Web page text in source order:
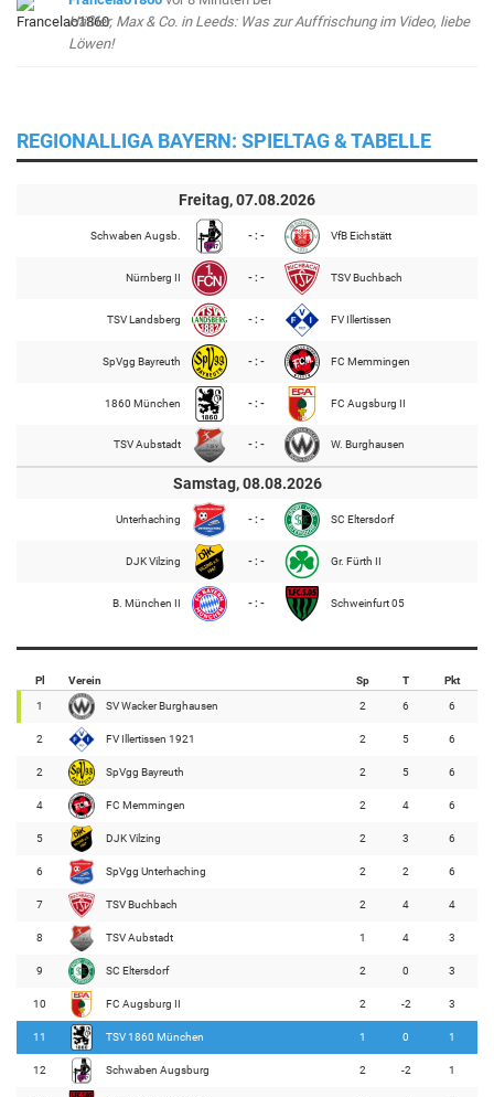
Häßler, Max & Co. in Leeds: Was zur Auffrischung im Video, liebe
Löwen!
REGIONALLIGA BAYERN: SPIELTAG & TABELLE
Freitag, 07.08.2026
Schwaben Augsb. - : - VfB Eichstätt
Nürnberg II - : - TSV Buchbach
TSV Landsberg - : - FV Illertissen
SpVgg Bayreuth - : - FC Memmingen
1860 München - : - FC Augsburg II
TSV Aubstadt - : - W. Burghausen
Samstag, 08.08.2026
Unterhaching - : - SC Eltersdorf
DJK Vilzing - : - Gr. Fürth II
B. München II - : - Schweinfurt 05
Pl Verein Sp T Pkt
1 SV Wacker Burghausen 2 6 6
2 FV Illertissen 1921 2 5 6
2 SpVgg Bayreuth 2 5 6
4 FC Memmingen 2 4 6
5 DJK Vilzing 2 3 6
6 SpVgg Unterhaching 2 2 6
7 TSV Buchbach 2 4 4
8 TSV Aubstadt 1 4 3
9 SC Eltersdorf 2 0 3
10 FC Augsburg II 2 -2 3
11 TSV 1860 München 1 0 1
12 Schwaben Augsburg 2 -2 1